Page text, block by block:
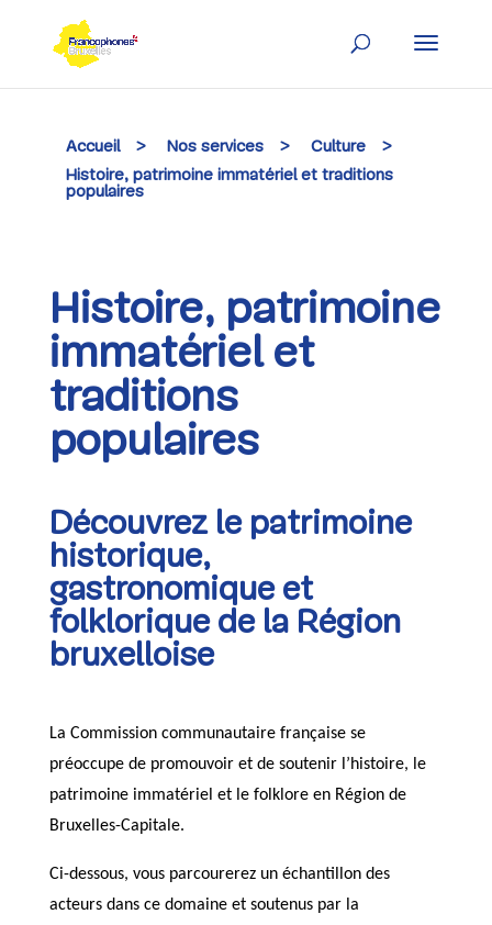
content
Accueil > Nos services > Culture
>
Histoire, patrimoine immatériel et traditions
populaires
Histoire, patrimoine
immatériel et
traditions
populaires
Découvrez le patrimoine
historique,
gastronomique et
folklorique de la Région
bruxelloise
La Commission communautaire française se
préoccupe de promouvoir et de soutenir l’histoire, le
patrimoine immatériel et le folklore en Région de
Bruxelles-Capitale.
Ci-dessous, vous parcourerez un échantillon des
acteurs dans ce domaine et soutenus par la